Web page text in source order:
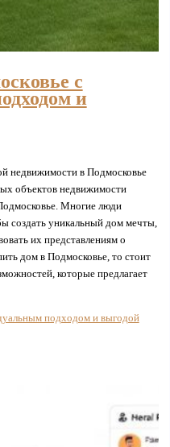
с
и
недвижимости в Подмосковье
объектов недвижимости
Многие люди
создать уникальный дом мечты,
их представлениям о
дом в Подмосковье, то стоит
которые предлагает
подходом и выгодой